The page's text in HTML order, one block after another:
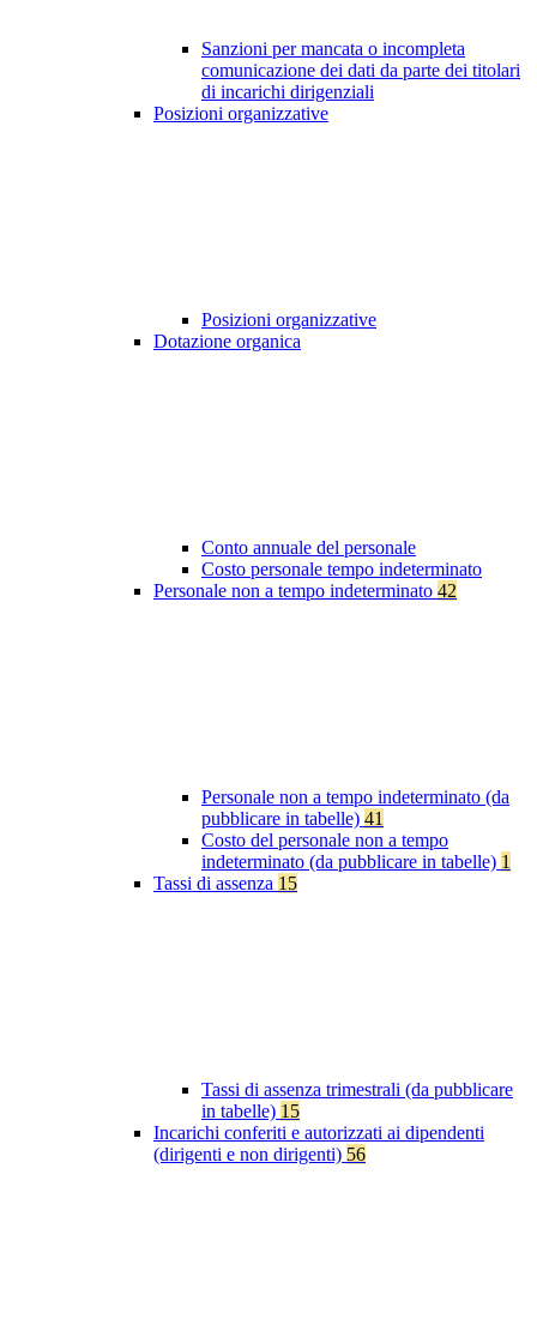
Sanzioni per mancata o incompleta
comunicazione dei dati da parte dei titolari
di incarichi dirigenziali
Posizioni organizzative
Posizioni organizzative
Dotazione organica
Conto annuale del personale
Costo personale tempo indeterminato
Personale non a tempo indeterminato 42
Personale non a tempo indeterminato (da
pubblicare in tabelle) 41
Costo del personale non a tempo
indeterminato (da pubblicare in tabelle) 1
Tassi di assenza 15
Tassi di assenza trimestrali (da pubblicare
in tabelle) 15
Incarichi conferiti e autorizzati ai dipendenti
(dirigenti e non dirigenti) 56